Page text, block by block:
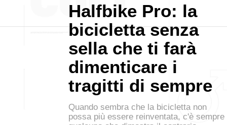
Halfbike Pro: la
bicicletta senza
sella che ti farà
dimenticare i
tragitti di sempre
Quando sembra che la bicicletta non
possa più essere reinventata, c'è sempre